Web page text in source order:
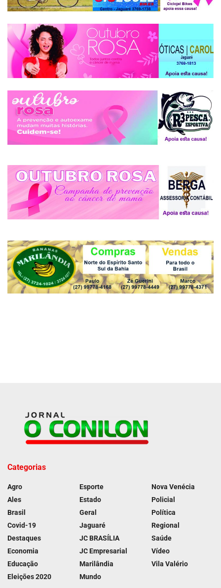
Categorias
Agro
Ales
Brasil
Covid-19
Destaques
Economia
Educação
Eleições 2020
Esporte
Estado
Geral
Jaguaré
JC BRASÍLIA
JC Empresarial
Marilândia
Mundo
Nova Venécia
Policial
Política
Regional
Saúde
Vídeo
Vila Valério